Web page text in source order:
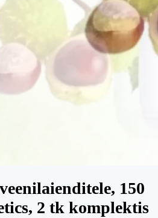
150
2 tk komplektis